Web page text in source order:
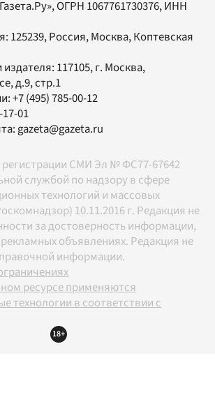
, ОГРН 1067761730376, ИНН
125239, Россия, Москва, Коптевская
издателя: 117105, г. Москва,
д.9, стр.1
+7 (495) 785-00-12
01
gazeta@gazeta.ru
регистрации СМИ Эл № ФС77-67642
службой по надзору в сфере
технологий и массовых
10.11.2016 г. Редакция не
за достоверность информации,
объявлениях. Редакция не
информации.
ресурсе применяются
технологии в соответствии с
18+